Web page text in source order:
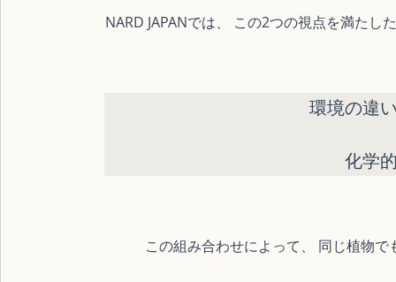
NARD JAPANでは、 この2つの視点を満た
環境の違
化学
この組み合わせによって、 同じ植物